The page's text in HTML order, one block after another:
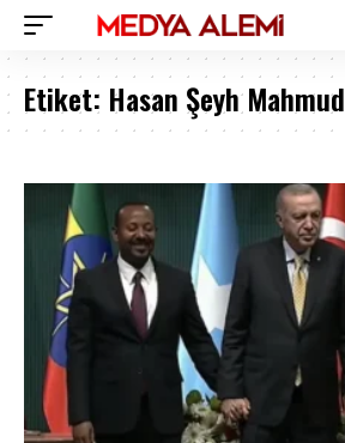
Etiket: Hasan Şeyh Mahmud